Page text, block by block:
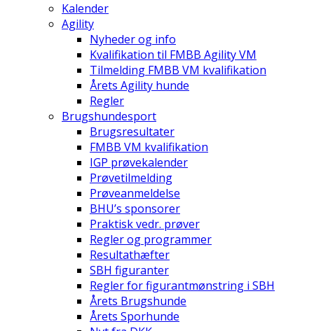
Kalender
Agility
Nyheder og info
Kvalifikation til FMBB Agility VM
Tilmelding FMBB VM kvalifikation
Årets Agility hunde
Regler
Brugshundesport
Brugsresultater
FMBB VM kvalifikation
IGP prøvekalender
Prøvetilmelding
Prøveanmeldelse
BHU’s sponsorer
Praktisk vedr. prøver
Regler og programmer
Resultathæfter
SBH figuranter
Regler for figurantmønstring i SBH
Årets Brugshunde
Årets Sporhunde